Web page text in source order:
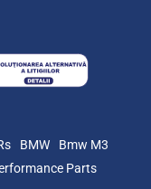
BMW
Bmw M3
Parts